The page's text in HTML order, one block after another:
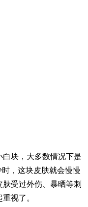
块，大多数情况下是
，这块皮肤就会慢慢
受过外伤、暴晒等刺
视了。